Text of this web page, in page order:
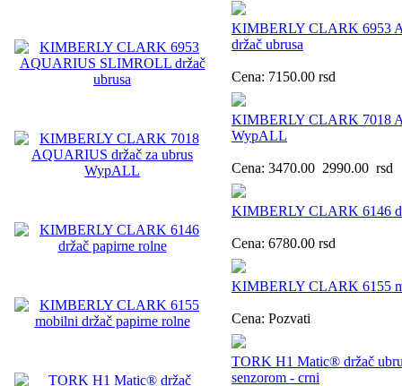
KIMBERLY CLARK 6953
držač ubrusa
Cena: 7150.00 rsd
KIMBERLY CLARK 7018
WypALL
Cena: 3470.00 2990.00 rsd
KIMBERLY CLARK 6146
Cena: 6780.00 rsd
KIMBERLY CLARK 6155
Cena: Pozvati
TORK H1 Matic® držač
senzorom - crni